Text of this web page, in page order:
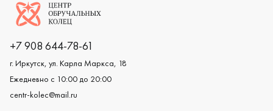
Логотип компании
+7 908 644-78-61
г. Иркутск, ул. Карла Маркса, 18
Ежедневно с 10:00 до 20:00
centr-kolec@mail.ru